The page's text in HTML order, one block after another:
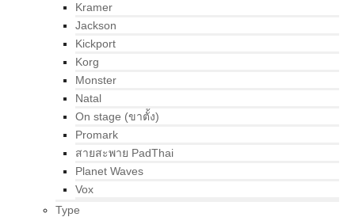
Kramer
Jackson
Kickport
Korg
Monster
Natal
On stage (ขาตั้ง)
Promark
สายสะพาย PadThai
Planet Waves
Vox
Type